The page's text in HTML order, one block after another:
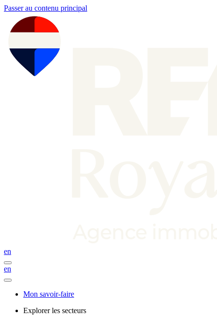
Passer au contenu principal
en
en
Mon savoir-faire
Explorer les secteurs